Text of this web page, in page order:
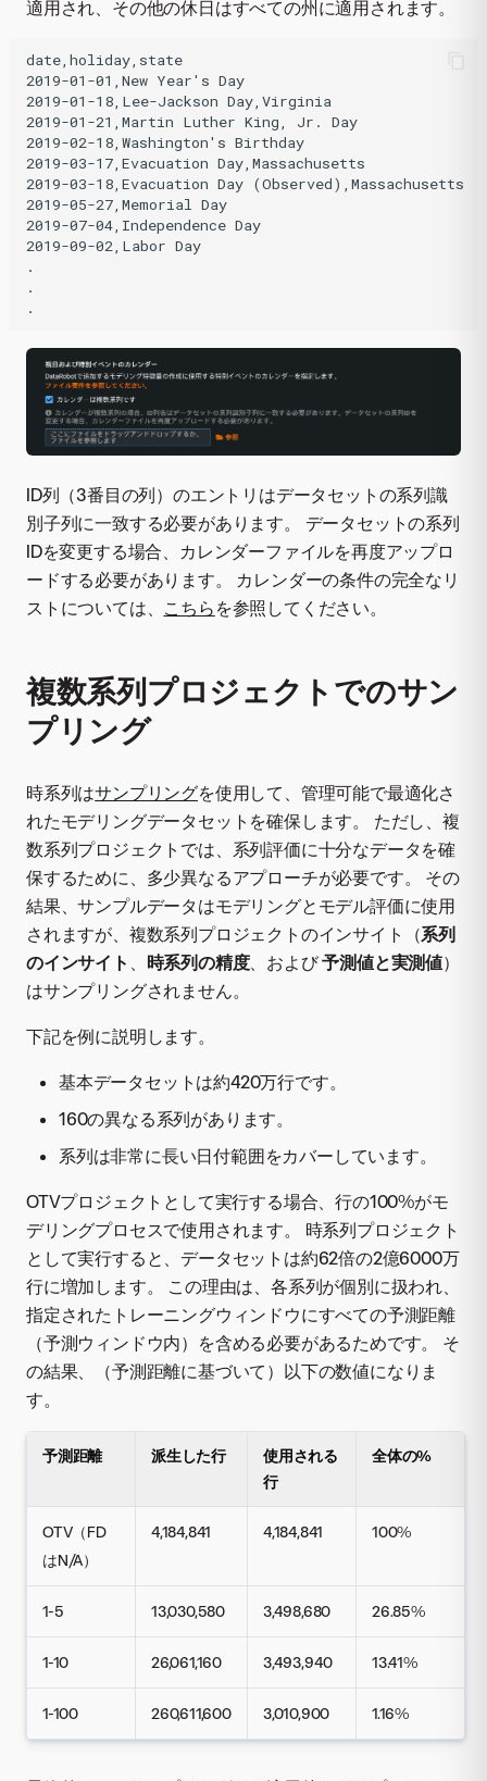
適用され、その他の休日はすべての州に適用されます。
date,holiday,state
2019-01-01,New Year's Day
2019-01-18,Lee-Jackson Day,Virginia
2019-01-21,Martin Luther King, Jr. Day
2019-02-18,Washington's Birthday
2019-03-17,Evacuation Day,Massachusetts
2019-03-18,Evacuation Day (Observed),Massachusetts
2019-05-27,Memorial Day
2019-07-04,Independence Day
2019-09-02,Labor Day
.
.
ID列（3番目の列）のエントリはデータセットの系列識
別子列に一致する必要があります。 データセットの系列
IDを変更する場合、カレンダーファイルを再度アップロ
ードする必要があります。 カレンダーの条件の完全なリ
ストについては、 こちら を参照してください。
複数系列プロジェクトでのサン
プリング
時系列はサンプリングを使用して、管理可能で最適化さ
れたモデリングデータセットを確保します。 ただし、複
数系列プロジェクトでは、系列評価に十分なデータを確
保するために、多少異なるアプローチが必要です。 その
結果、サンプルデータはモデリングとモデル評価に使用
されますが、複数系列プロジェクトのインサイト（系列
のインサイト
時系列の精度、および予測値と実測値）
はサンプリングされません。
下記を例に説明します。
基本データセットは約420万行です。
160の異なる系列があります。
系列は非常に長い日付範囲をカバーしています。
OTVプロジェクトとして実行する場合、行の100%がモ
デリングプロセスで使用されます。 時系列プロジェクト
として実行すると、データセットは約62倍の2億6000万
行に増加します。 この理由は、各系列が個別に扱われ、
指定されたトレーニングウィンドウにすべての予測距離
（予測ウィンドウ内）を含める必要があるためです。 そ
の結果、（予測距離に基づいて）以下の数値になりま
す。
予測距離 派生した行
使用される
行
全体の%
OTV（FD
はN/A）
4,184,841 4,184,841 100%
1-5 13,030,580 3,498,680 26.85%
1-10 26,061,160 3,493,940 13.41%
1-100 260,611,600 3,010,900 1.16%